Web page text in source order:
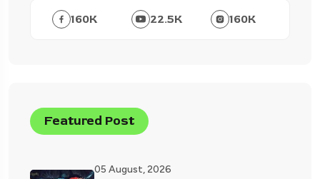
160K 22.5K 160K
Featured Post
05 August, 2026